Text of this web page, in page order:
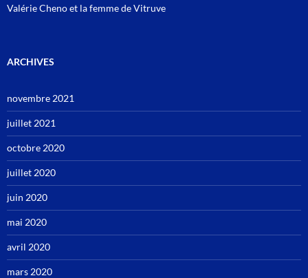
Valérie Cheno et la femme de Vitruve
ARCHIVES
novembre 2021
juillet 2021
octobre 2020
juillet 2020
juin 2020
mai 2020
avril 2020
mars 2020